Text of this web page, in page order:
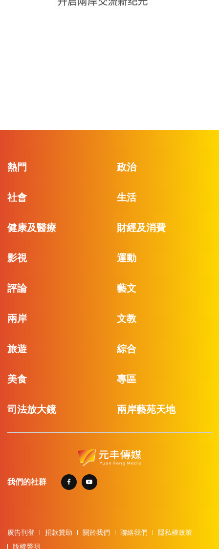
熱門 政治
社會 生活
健康及醫療 財經及消費
影視 運動
評論 藝文
兩岸 文教
旅遊 綜合
美食 專區
司法放大鏡 兩岸藝苑天地
我們的社群
廣告刊登 捐款贊助 關於我們 聯絡我們
隱私權政策
版權聲明